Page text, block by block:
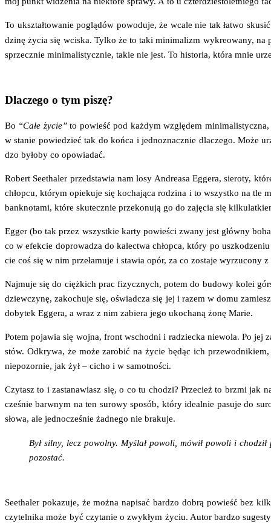
To ukształ­to­wa­nie poglą­dów powo­du­je, że wca­le nie tak łatwo
dzi­nę życia się wci­ska. Tyl­ko że to taki mini­ma­lizm wykre­owa­ny, na
sprzecz­nie mini­ma­li­stycz­nie, takie nie jest. To histo­ria, któ­ra mnie
Dlaczego o tym piszę?
Bo “Całe życie”to powieść pod każ­dym wzglę­dem mini­ma­li­stycz­na,
w sta­nie powie­dzieć tak do koń­ca i jed­no­znacz­nie dla­cze­go. Może
dzo było­by co opowiadać.
Robert Seetha­ler przed­sta­wia nam losy Andre­asa Egge­ra, sie­ro­ty,
chłop­cu, któ­rym opie­ku­je się kocha­ją­ca rodzi­na i to wszyst­ko na tle
bank­no­ta­mi, któ­re sku­tecz­nie prze­ko­nu­ją go do zaję­cia się
Egger (bo tak przez wszyst­kie kar­ty powie­ści zwa­ny jest głów­ny
co w efek­cie dopro­wa­dza do kalec­twa chłop­ca, któ­ry po
cie coś się w nim prze­ła­mu­je i sta­wia opór, za co zosta­je wyrzu­co­ny
Naj­mu­je się do cięż­kich prac fizycz­nych, potem do budo­wy kolei
dziew­czy­nę, zako­chu­je się, oświad­cza się jej i razem w domu
doby­tek Egge­ra, a wraz z nim zabie­ra jego uko­cha­ną żonę Marie.
Potem poja­wia się woj­na, front wschod­ni i radziec­ka nie­wo­la. Po jej
stów. Odkry­wa, że może zaro­bić na życie będąc ich
nie­po­zor­nie, jak żył – cicho i w samotności.
Czy­tasz to i zasta­na­wiasz się, o co tu cho­dzi? Prze­cież to brzmi
cze­śnie barw­nym na ten suro­wy spo­sób, któ­ry ide­al­nie pasu­je do
sło­wa, ale jed­no­cze­śnie żad­ne­go nie brakuje.
Był sil­ny, lecz powol­ny. Myślał powo­li, mówił powo­li i
pozostać.
Seetha­ler poka­zu­je, że moż­na napi­sać bar­dzo dobrą powieść bez
czy­tel­ni­ka może być czy­ta­nie o zwy­kłym życiu. Autor bar­dzo